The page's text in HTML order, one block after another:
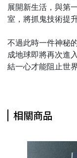
展開新生活，與第
室，將抓鬼技術提
不過此時一件神秘
成地球即將再次進
結一心才能阻止世
相關商品